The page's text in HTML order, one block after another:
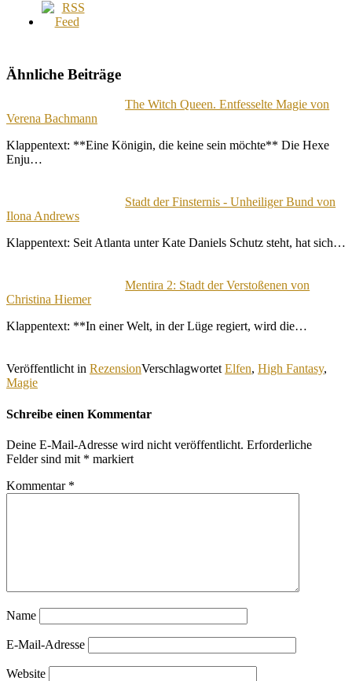
Ähnliche Beiträge
The Witch Queen. Entfesselte Magie von
Verena Bachmann
Klappentext: **Eine Königin, die keine sein möchte** Die Hexe
Enju…
Stadt der Finsternis - Unheiliger Bund von
Ilona Andrews
Klappentext: Seit Atlanta unter Kate Daniels Schutz steht, hat sich…
Mentira 2: Stadt der Verstoßenen von
Christina Hiemer
Klappentext: **In einer Welt, in der Lüge regiert, wird die…
Veröffentlicht in RezensionVerschlagwortet Elfen, High Fantasy,
Magie
Schreibe einen Kommentar
Deine E-Mail-Adresse wird nicht veröffentlicht. Erforderliche
Felder sind mit * markiert
Kommentar *
Name
E-Mail-Adresse
Website